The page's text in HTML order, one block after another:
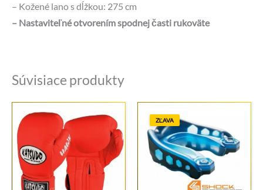
– Kožené lano s dĺžkou: 275 cm
– Nastaviteľné otvorením spodnej časti rukoväte
Súvisiace produkty
ZĽAVA